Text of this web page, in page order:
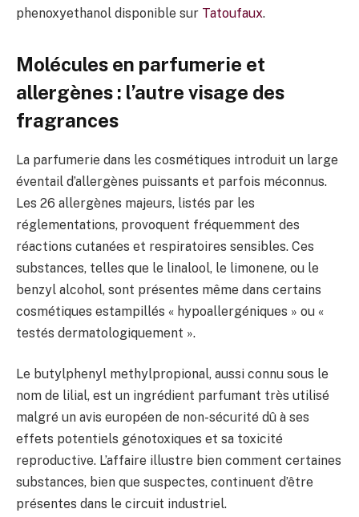
phenoxyethanol disponible sur Tatoufaux.
Molécules en parfumerie et
allergènes : l’autre visage des
fragrances
La parfumerie dans les cosmétiques introduit un large
éventail d’allergènes puissants et parfois méconnus.
Les 26 allergènes majeurs, listés par les
réglementations, provoquent fréquemment des
réactions cutanées et respiratoires sensibles. Ces
substances, telles que le linalool, le limonene, ou le
benzyl alcohol, sont présentes même dans certains
cosmétiques estampillés « hypoallergéniques » ou «
testés dermatologiquement ».
Le butylphenyl methylpropional, aussi connu sous le
nom de lilial, est un ingrédient parfumant très utilisé
malgré un avis européen de non-sécurité dû à ses
effets potentiels génotoxiques et sa toxicité
reproductive. L’affaire illustre bien comment certaines
substances, bien que suspectes, continuent d’être
présentes dans le circuit industriel.